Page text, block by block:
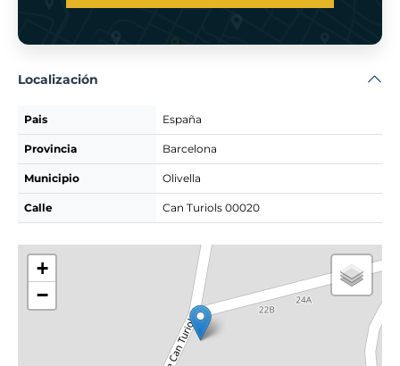
Localización
Pais España
Provincia Barcelona
Municipio Olivella
Calle Can Turiols 00020
+
−